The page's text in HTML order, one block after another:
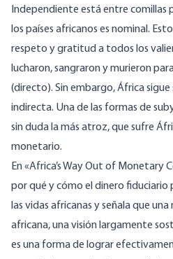
Independiente está entre comillas
los países africanos es nominal.
respeto y gratitud a todos los
lucharon, sangraron y murieron
(directo). Sin embargo, África
indirecta. Una de las formas de
sin duda la más atroz, que sufre
monetario.
En «Africa’s Way Out of Monetary
por qué y cómo el dinero fiduciario
las vidas africanas y señala que
africana, una visión largamente
es una forma de lograr